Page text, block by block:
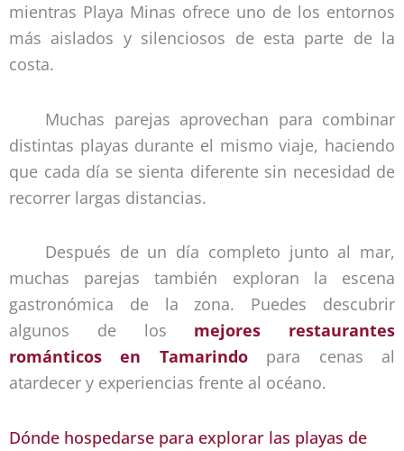
mientras Playa Minas ofrece uno de los entornos
más aislados y silenciosos de esta parte de la
costa.
Muchas parejas aprovechan para combinar
distintas playas durante el mismo viaje, haciendo
que cada día se sienta diferente sin necesidad de
recorrer largas distancias.
Después de un día completo junto al mar,
muchas parejas también exploran la escena
gastronómica de la zona. Puedes descubrir
algunos de los mejores restaurantes
románticos en Tamarindopara cenas al
atardecer y experiencias frente al océano.
Dónde hospedarse para explorar las playas de